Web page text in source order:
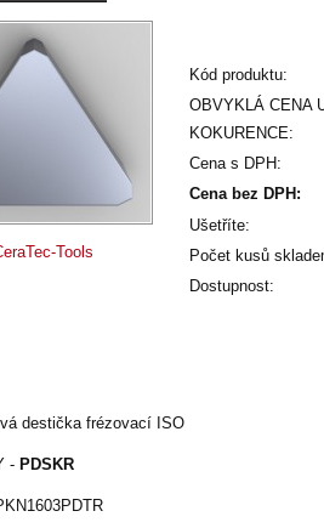
Kód produktu:
OBVYKLÁ CENA
KOKURENCE:
Cena s DPH:
Cena bez DPH:
Ušetříte:
Počet kusů
Dostupnost:
Tools
destička frézovací ISO
- PDSKR